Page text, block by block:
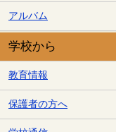
アルバム
学校から
教育情報
保護者の方へ